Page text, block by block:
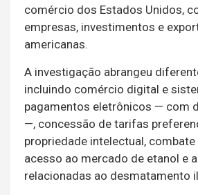
comércio dos Estados Unidos,
empresas, investimentos e
americanas.
A investigação abrangeu
incluindo comércio digital e
pagamentos eletrônicos — com
—, concessão de tarifas
propriedade intelectual,
acesso ao mercado de etanol e
relacionadas ao desmatamento